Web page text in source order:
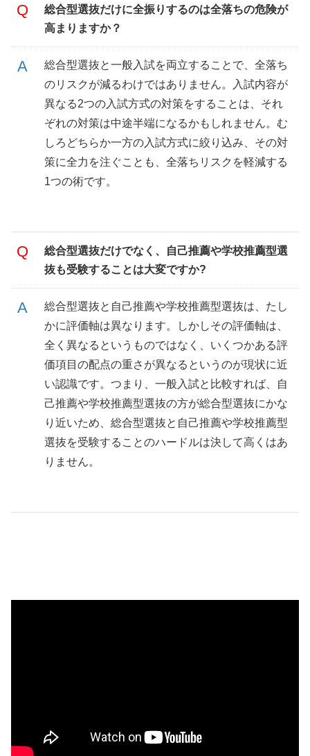
総合型選抜だけに全振りするのは全落ちの危険が
高まりますか？
総合型選抜と一般入試を両立することで、全落ち
のリスクが減るわけではありません。入試内容が
異なる2つの入試方式の対策をすることは、それ
ぞれの対策は中途半端になるかもしれません。む
しろどちらか一方の入試方式に絞り込み、その対
策に全力を注ぐことも、全落ちリスクを軽減する
1つの術です。
総合型選抜だけでなく、自己推薦や学校推薦型選
抜も受験することは大変ですか?
総合型選抜と自己推薦や学校推薦型選抜は、たし
かに評価軸は異なります。しかしその評価軸は、
全く異なるというものではなく、いくつかある評
価項目の配点の重さが異なるというのが現状に近
い認識です。つまり、一般入試と比較すれば、自
己推薦や学校推薦型選抜の方が総合型選抜にかな
り近いため、総合型選抜と自己推薦や学校推薦型
選抜を受験することのハードルは決して高くはあ
りません。